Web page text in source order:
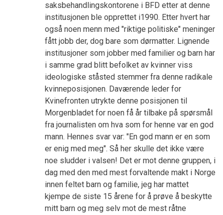
saksbehandlingskontorene i BFD etter at denne
institusjonen ble opprettet i1990. Etter hvert har
også noen menn med "riktige politiske" meninger
fått jobb der, dog bare som dørmatter. Lignende
institusjoner som jobber med familier og barn har
i samme grad blitt befolket av kvinner viss
ideologiske ståsted stemmer fra denne radikale
kvinneposisjonen. Daværende leder for
Kvinefronten utrykte denne posisjonen til
Morgenbladet for noen få år tilbake på spørsmål
fra journalisten om hva som for henne var en god
mann. Hennes svar var: "En god mann er en som
er enig med meg". Så her skulle det ikke være
noe sludder i valsen! Det er mot denne gruppen, i
dag med den med mest forvaltende makt i Norge
innen feltet barn og familie, jeg har mattet
kjempe de siste 15 årene for å prøve å beskytte
mitt barn og meg selv mot de mest råtne